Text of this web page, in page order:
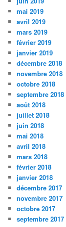
mai 2019
avril 2019
mars 2019
février 2019
janvier 2019
décembre 2018
novembre 2018
octobre 2018
septembre 2018
août 2018
juillet 2018
juin 2018
mai 2018
avril 2018
mars 2018
février 2018
janvier 2018
décembre 2017
novembre 2017
octobre 2017
septembre 2017